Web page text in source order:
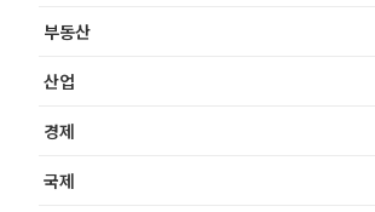
부동산
산업
경제
국제